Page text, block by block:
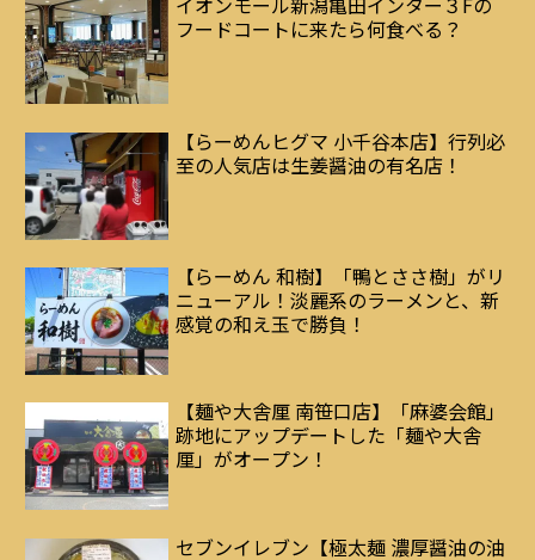
フードコートに来たら何食べる？
【らーめんヒグマ 小千谷本店】行列必
至の人気店は生姜醤油の有名店！
【らーめん 和樹】「鴨とささ樹」がリ
ニューアル！淡麗系のラーメンと、新
感覚の和え玉で勝負！
【麺や大舎厘 南笹口店】「麻婆会館」
跡地にアップデートした「麺や大舎
厘」がオープン！
セブンイレブン【極太麺 濃厚醤油の油